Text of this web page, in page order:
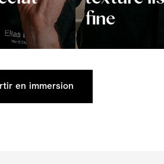
fine
en immersion